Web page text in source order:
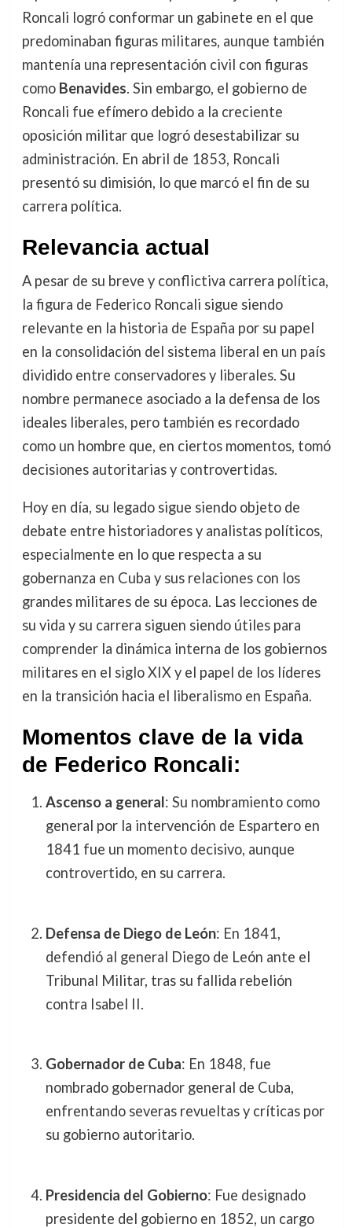
Roncali logró conformar un gabinete en el que
predominaban figuras militares, aunque también
mantenía una representación civil con figuras
como Benavides. Sin embargo, el gobierno de
Roncali fue efímero debido a la creciente
oposición militar que logró desestabilizar su
administración. En abril de 1853, Roncali
presentó su dimisión, lo que marcó el fin de su
carrera política.
Relevancia actual
A pesar de su breve y conflictiva carrera política,
la figura de Federico Roncali sigue siendo
relevante en la historia de España por su papel
en la consolidación del sistema liberal en un país
dividido entre conservadores y liberales. Su
nombre permanece asociado a la defensa de los
ideales liberales, pero también es recordado
como un hombre que, en ciertos momentos, tomó
decisiones autoritarias y controvertidas.
Hoy en día, su legado sigue siendo objeto de
debate entre historiadores y analistas políticos,
especialmente en lo que respecta a su
gobernanza en Cuba y sus relaciones con los
grandes militares de su época. Las lecciones de
su vida y su carrera siguen siendo útiles para
comprender la dinámica interna de los gobiernos
militares en el siglo XIX y el papel de los líderes
en la transición hacia el liberalismo en España.
Momentos clave de la vida
de Federico Roncali:
Ascenso a general: Su nombramiento como
general por la intervención de Espartero en
1841 fue un momento decisivo, aunque
controvertido, en su carrera.
Defensa de Diego de León: En 1841,
defendió al general Diego de León ante el
Tribunal Militar, tras su fallida rebelión
contra Isabel II.
Gobernador de Cuba: En 1848, fue
nombrado gobernador general de Cuba,
enfrentando severas revueltas y críticas por
su gobierno autoritario.
Presidencia del Gobierno: Fue designado
presidente del gobierno en 1852, un cargo